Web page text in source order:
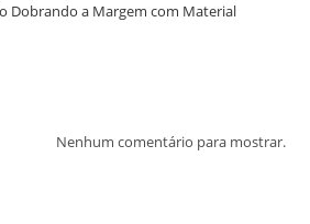
Dobrando a Margem com Material
Nenhum comentário para mostrar.